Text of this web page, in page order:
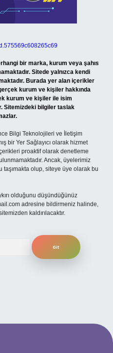
bir marka, kurum veya şahıs
Sitede yalnızca kendi
Burada yer alan içerikler
kurum ve kişiler hakkında
kurum ve kişiler ile isim
Sitemizdeki bilgiler taslak
Bilgi Teknolojileri ve İletişim
bir Yer Sağlayıcı olarak hizmet
proaktif olarak denetleme
Ancak, üyelerimiz
taşımakta olup, siteye üye olarak bu
olduğunu düşündüğünüz
adresine bildirmeniz halinde,
kaldırılacaktır.